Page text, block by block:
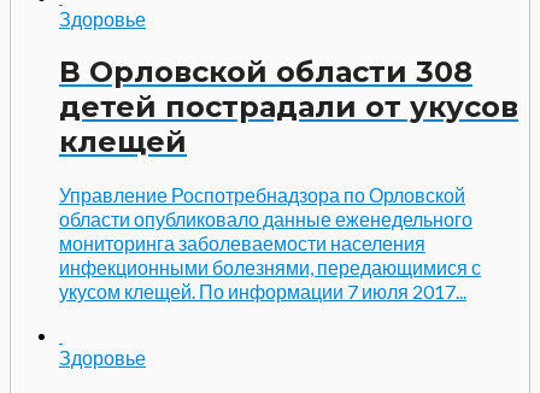
Здоровье
В Орловской области 308
детей пострадали от укусов
клещей
Управление Роспотребнадзора по Орловской
области опубликовало данные еженедельного
мониторинга заболеваемости населения
инфекционными болезнями, передающимися с
укусом клещей. По информации 7 июля 2017...
Здоровье